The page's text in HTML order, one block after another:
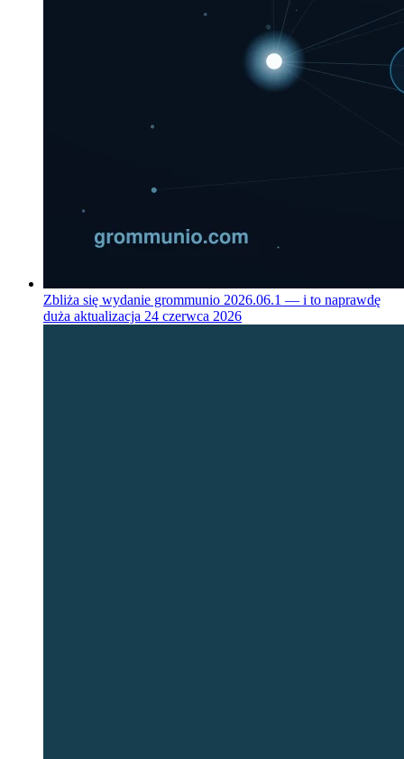
Zbliża się wydanie grommunio 2026.06.1 — i to naprawdę
duża aktualizacja 24 czerwca 2026